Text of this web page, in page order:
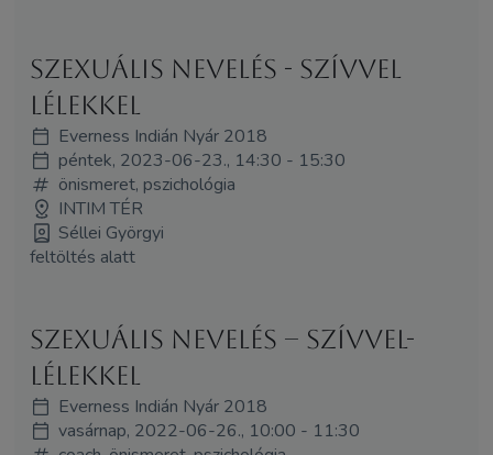
Szexuális nevelés - szívvel
lélekkel
Everness Indián Nyár 2018
péntek, 2023-06-23., 14:30 - 15:30
önismeret, pszichológia
INTIM TÉR
Séllei Györgyi
feltöltés alatt
Szexuális nevelés – szívvel-
lélekkel
Everness Indián Nyár 2018
vasárnap, 2022-06-26., 10:00 - 11:30